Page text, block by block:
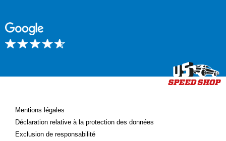
Mentions légales
Déclaration relative à la protection des données
Exclusion de responsabilité